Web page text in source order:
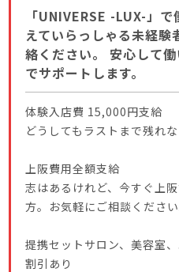
「UNIVERSE -LUX-」
えていらっしゃる未経
絡ください。 安心して
でサポートします。
体験入店費 15,000円支給
どうしてもラストまで残れ
上阪費用全額支給
志はあるけれど、今すぐ上
方。お気軽にご相談ください
提携セットサロン、美容室
割引あり